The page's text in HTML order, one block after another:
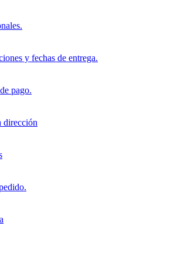
y fechas de entrega.
pago.
dirección